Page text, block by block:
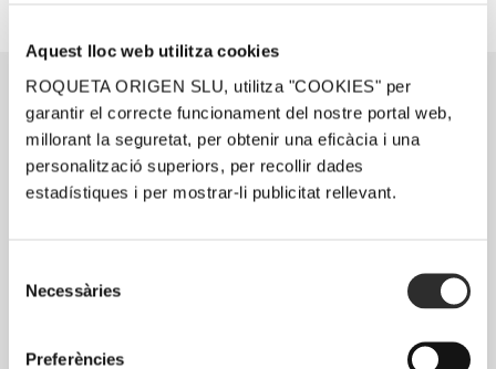
Aquest lloc web utilitza cookies
ROQUETA ORIGEN SLU, utilitza "COOKIES" per
garantir el correcte funcionament del nostre portal web,
millorant la seguretat, per obtenir una eficàcia i una
personalització superiors, per recollir dades
estadístiques i per mostrar-li publicitat rellevant.
Necessàries
Preferències